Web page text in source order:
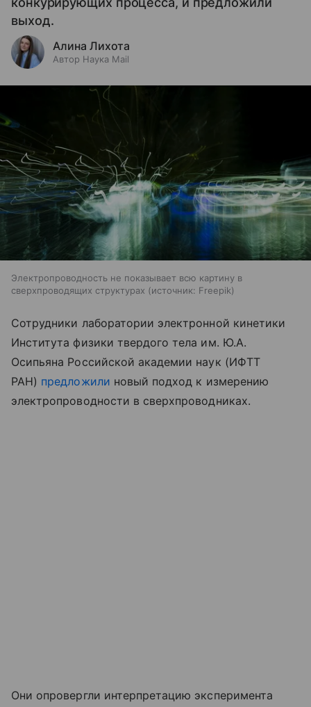
выход.
Алина Лихота
Автор Наука Mail
Электропроводность не показывает всю картину в
сверхпроводящих структурах
источник: Freepik
Сотрудники лаборатории электронной кинетики
Института физики твердого тела им. Ю.А.
Осипьяна Российской академии наук (ИФТТ
РАН) предложили новый подход к измерению
электропроводности в сверхпроводниках.
Они опровергли интерпретацию эксперимента